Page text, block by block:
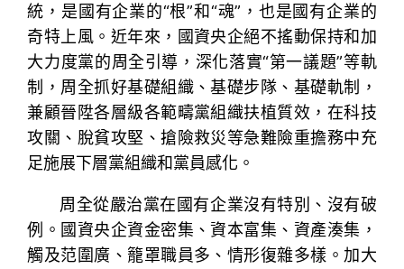
統，是國有企業的“根”和“魂”，也是國有企業的
奇特上風。近年來，國資央企絕不搖動保持和加
大力度黨的周全引導，深化落實“第一議題”等軌
制，周全抓好基礎組織、基礎步隊、基礎軌制，
兼顧晉陞各層級各範疇黨組織扶植質效，在科技
攻關、脫貧攻堅、搶險救災等急難險重擔務中充
足施展下層黨組織和黨員感化。
周全從嚴治黨在國有企業沒有特別、沒有破
例。國資央企資金密集、資本富集、資產湊集，
觸及范圍廣、籠罩職員多、情形復雜多樣。加大